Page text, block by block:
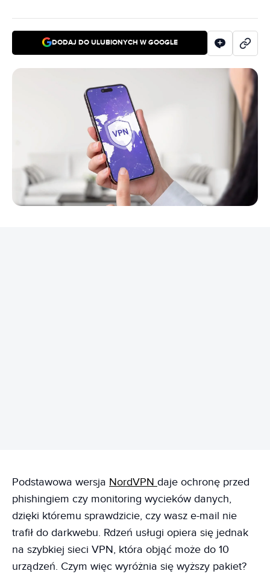
DODAJ DO ULUBIONYCH W GOOGLE
Podstawowa wersja NordVPN daje ochronę przed
phishingiem czy monitoring wycieków danych,
dzięki któremu sprawdzicie, czy wasz e-mail nie
trafił do darkwebu. Rdzeń usługi opiera się jednak
na szybkiej sieci VPN, która objąć może do 10
urządzeń. Czym więc wyróżnia się wyższy pakiet?